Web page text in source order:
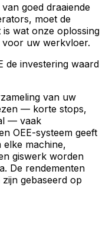
goed draaiende
moet de
wat onze oplossing
voor uw werkvloer.
de investering waard
van uw
— korte stops,
— vaak
OEE-systeem geeft
elke machine,
giswerk worden
De rendementen
gebaseerd op